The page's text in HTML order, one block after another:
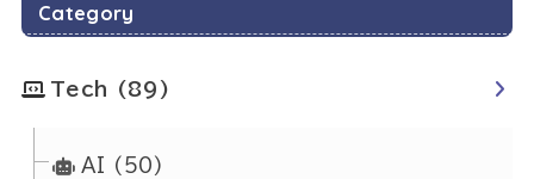
Category
Tech (89)
AI (50)